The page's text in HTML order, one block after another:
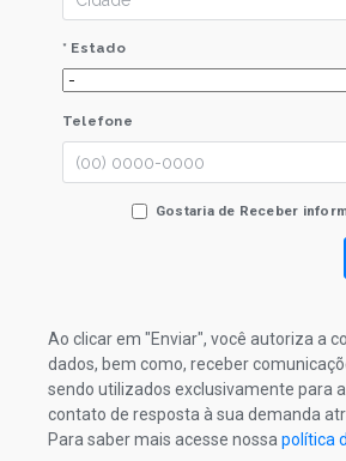
* Estado
Telefone
Gostaria de Receber
Ao clicar em "Enviar", você autoriza a
dados, bem como, receber
sendo utilizados exclusivamente para
contato de resposta à sua demanda
Para saber mais acesse nossapolítica